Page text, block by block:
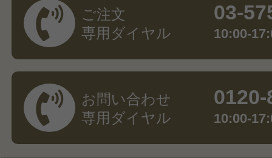
ご注文
専用ダイヤル
03-
10:00-
お問い合わせ
専用ダイヤル
10:00-